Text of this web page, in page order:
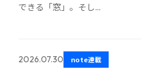
できる「窓」。そし...
2026.07.30 note連載